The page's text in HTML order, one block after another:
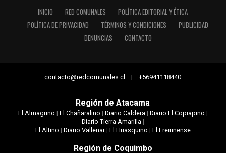
INICIO RED COMUNALES
POLÍTICA EDITORIAL Y ÉTICA
POLÍTICA DE PRIVACIDAD
TÉRMINOS Y CONDICIONES
PUBLICIDAD
DENUNCIAS
CONTACTO
contacto@redcomunales.cl | +56941118440
Región de Atacama
El Almagrino | El Chañaralino | Diario Caldera| Diario El Copiapino |
Diario Tierra Amarilla|
El Altino | Diario Vallenar| El Huasquino | El Freirinense
Región de Coquimbo